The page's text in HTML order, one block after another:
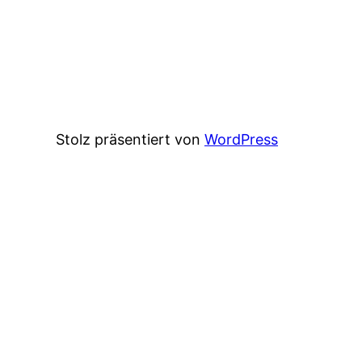
Stolz präsentiert von WordPress